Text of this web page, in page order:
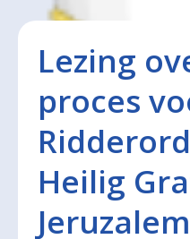
Lezing
proces
Heilig